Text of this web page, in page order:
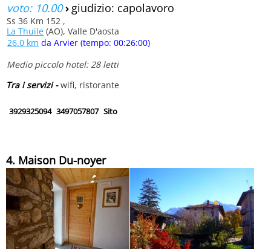
voto: 10.00› giudizio: capolavoro
Ss 36 Km 152 ,
La Thuile (AO), Valle D'aosta
26.0 km da Arvier (tempo: 00:26:00)
Medio piccolo hotel: 28 letti
Tra i servizi -wifi, ristorante
3929325094 3497057807 Sito
4. Maison Du-noyer